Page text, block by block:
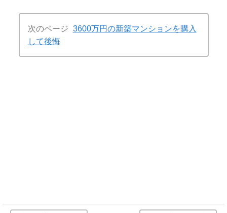
次のページ 3600万円の新築マンションを購入
して後悔